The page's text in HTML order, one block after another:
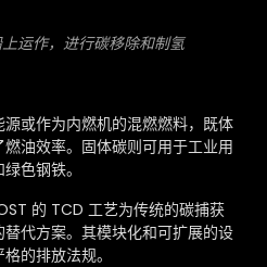
运作，进行碳移除和制氢
或作为内燃机的混燃燃料，既体
油效率。固体碳则可用于工业用
色钢铁。
的 TCD 工艺为传统的碳捕获
代方案。其模块化和可扩展的设
的排放法规。